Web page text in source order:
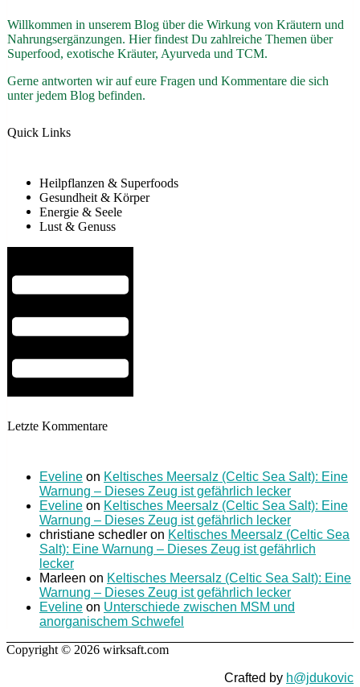
Willkommen in unserem Blog über die Wirkung von Kräutern und
Nahrungsergänzungen. Hier findest Du zahlreiche Themen über
Superfood, exotische Kräuter, Ayurveda und TCM.
Gerne antworten wir auf eure Fragen und Kommentare die sich
unter jedem Blog befinden.
Quick Links
Heilpflanzen & Superfoods
Gesundheit & Körper
Energie & Seele
Lust & Genuss
Letzte Kommentare
Eveline on Keltisches Meersalz (Celtic Sea Salt): Eine
Warnung – Dieses Zeug ist gefährlich lecker
Eveline on Keltisches Meersalz (Celtic Sea Salt): Eine
Warnung – Dieses Zeug ist gefährlich lecker
christiane schedler on Keltisches Meersalz (Celtic Sea
Salt): Eine Warnung – Dieses Zeug ist gefährlich
lecker
Marleen on Keltisches Meersalz (Celtic Sea Salt): Eine
Warnung – Dieses Zeug ist gefährlich lecker
Eveline on Unterschiede zwischen MSM und
anorganischem Schwefel
Copyright © 2026 wirksaft.com
Crafted by h@jdukovic